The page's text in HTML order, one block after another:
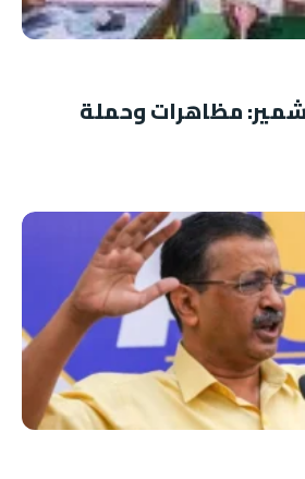
مظاهرات وحملة